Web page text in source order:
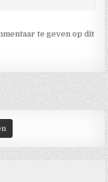
te geven op dit